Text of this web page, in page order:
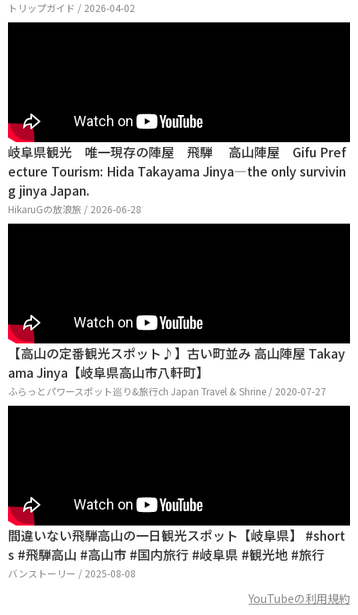
トリップガイド / 2026-04-02
岐阜県観光 唯一現存の陣屋 飛騨 高山陣屋 Gifu Pref
ecture Tourism: Hida Takayama Jinya—the only survivin
g jinya Japan.
HikaruGの放浪旅 / 2026-06-28
【高山の定番観光スポット♪】古い町並み 高山陣屋 Takay
ama Jinya【岐阜県高山市八軒町】
ふらっとパワースポット巡り&旅行ch Japan Travel & Shrine / 2020-07-27
間違いない飛騨高山の一日観光スポット【岐阜県】 #short
s #飛騨高山 #高山市 #国内旅行 #岐阜県 #観光地 #旅行
バンストーリー / 2025-08-08
YouTubeの利用規約